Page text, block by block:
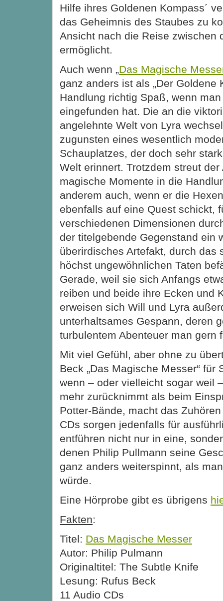
Hilfe ihres Goldenen Kompass´
das Geheimnis des Staubes zu
Ansicht nach die Reise zwischen
ermöglicht.
Auch wenn „Das Magische
ganz anders ist als „Der Goldene
Handlung richtig Spaß, wenn
eingefunden hat. Die an die
angelehnte Welt von Lyra
zugunsten eines wesentlich
Schauplatzes, der doch sehr
Welt erinnert. Trotzdem streut
magische Momente in die
anderem auch, wenn er die
ebenfalls auf eine Quest schickt,
verschiedenen Dimensionen
der titelgebende Gegenstand ein
überirdisches Artefakt, durch das
höchst ungewöhnlichen Taten
Gerade, weil sie sich Anfangs
reiben und beide ihre Ecken und
erweisen sich Will und Lyra
unterhaltsames Gespann, deren
turbulentem Abenteuer man gern
Mit viel Gefühl, aber ohne zu
Beck „Das Magische Messer“ für
wenn – oder vielleicht sogar weil
mehr zurücknimmt als beim
Potter-Bände, macht das
CDs sorgen jedenfalls für
entführen nicht nur in eine,
denen Philip Pullmann seine
ganz anders weiterspinnt, als
würde.
Eine Hörprobe gibt es übrigens
Fakten:
Titel: Das Magische Messer
Autor: Philip Pulmann
Originaltitel: The Subtle Knife
Lesung: Rufus Beck
11 Audio CDs